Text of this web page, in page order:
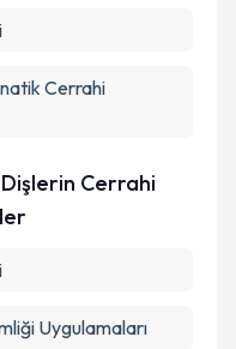
Cerrahi
Cerrahi
Uygulamaları